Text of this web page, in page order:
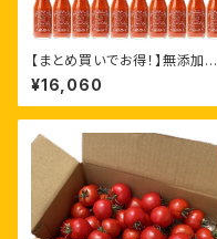
【まとめ買いでお得！】無添加ト
マトジュースFrutika100%［18
0ml ×30本］
¥16,060